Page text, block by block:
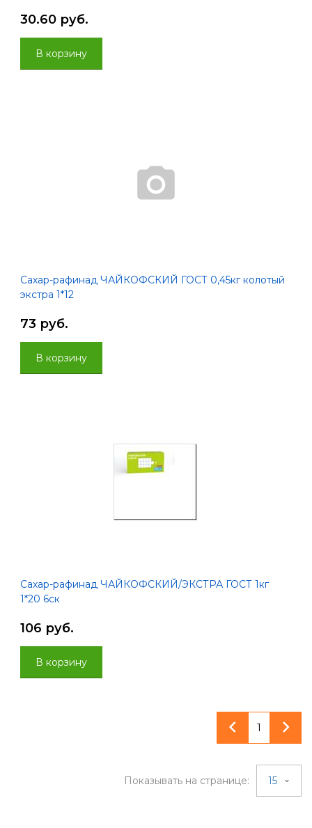
30.60 руб.
В корзину
Сахар-рафинад ЧАЙКОФСКИЙ ГОСТ 0,45кг колотый
экстра 1*12
73 руб.
В корзину
Сахар-рафинад ЧАЙКОФСКИЙ/ЭКСТРА ГОСТ 1кг
1*20 6ск
106 руб.
В корзину
1
Показывать на странице: 15